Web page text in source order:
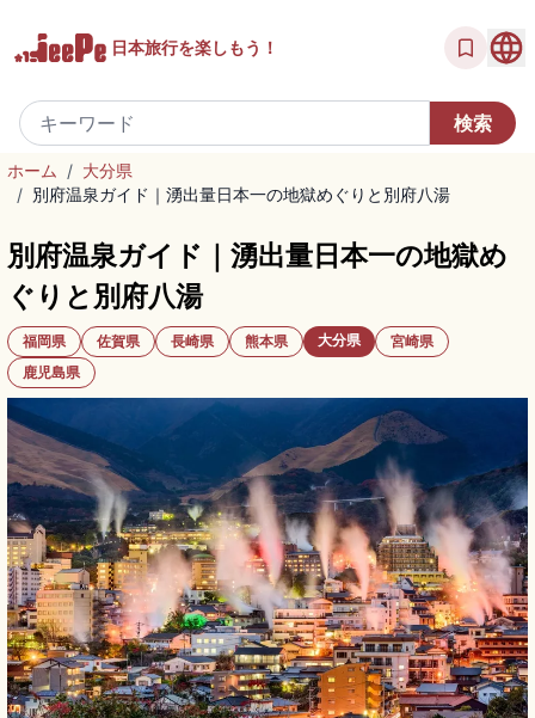
日本旅行を楽しもう！
ホーム / 大分県
/ 別府温泉ガイド｜湧出量日本一の地獄めぐりと別府八湯
別府温泉ガイド｜湧出量日本一の地獄め
ぐりと別府八湯
福岡県 佐賀県 長崎県 熊本県 大分県
宮崎県
鹿児島県